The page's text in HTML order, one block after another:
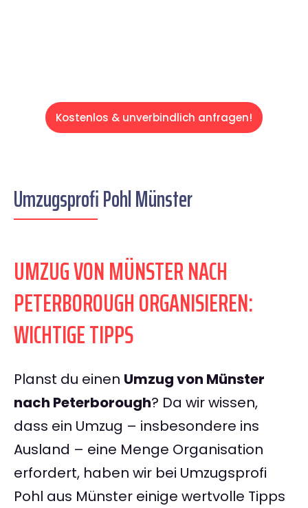
Kostenlos & unverbindlich anfragen!
Umzugsprofi Pohl Münster
UMZUG VON MÜNSTER NACH
PETERBOROUGH ORGANISIEREN:
WICHTIGE TIPPS
Planst du einen Umzug von Münster
nach Peterborough? Da wir wissen,
dass ein Umzug – insbesondere ins
Ausland – eine Menge Organisation
erfordert, haben wir bei Umzugsprofi
Pohl aus Münster einige wertvolle Tipps